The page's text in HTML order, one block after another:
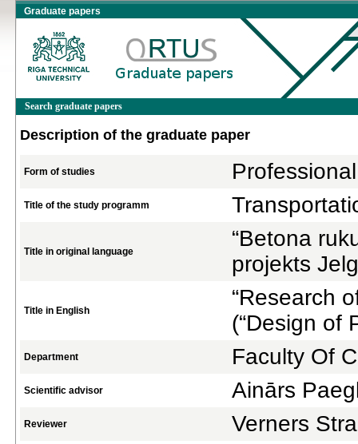
Graduate papers
Search graduate papers
Description of the graduate paper
Form of studies
Title of the study programm
Title in original language
“Betona
projekts
Title in English
“Research
(“Design of
Department Faculty Of
Scientific advisor Ainārs
Reviewer Verners